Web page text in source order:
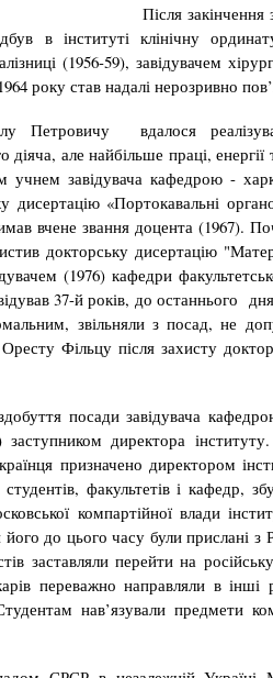
Після
в інституті клінічну
(1956-59), завідувачем
року став надалі нерозривно
Петровичу вдалося
діяча, але найбільше праці,
учнем завідувача кафедрою -
дисертацію «Портокавальні
вчене звання до­цента (1967).
док­торську дисер­та­­цію
(1976) кафедри
37-й років, до останнього
звільняли з посад, не
Оресту Фільцу після захисту
посади завідувача
заступником директора
призначено директором
студентів, факультетів і кафедр,
компартійної влади
до цього часу були прислані з
заставляли перейти на
переважно направляли в
нав’язували предмети